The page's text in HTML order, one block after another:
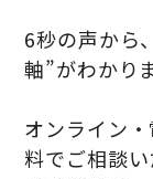
6秒の声から
軸”がわかり
オンライン
料でご相談